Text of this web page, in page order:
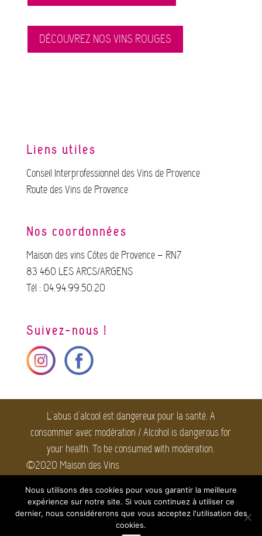
DÉCOUVREZ NOS VINS ROUGES
Liens utiles
Conseil Interprofessionnel des Vins de Provence
Route des Vins de Provence
Nos coordonnées
Maison des vins Côtes de Provence – RN7
83 460 LES ARCS/ARGENS
Tél : 04.94.99.50.20
Suivez-nous !
L'abus d'alcool est dangereux pour la santé. A
consommer avec modération / Alcohol is dangerous for
your health. To be consumed with moderation.
©2020 Maison des Vins
droits réservés. Mentions
légales
Webmaster : taikA |Agence Web et Communication
Nous utilisons des cookies pour vous garantir la meilleure
expérience sur notre site. Si vous continuez à utiliser ce
dernier, nous considérerons que vous acceptez l'utilisation des
cookies.